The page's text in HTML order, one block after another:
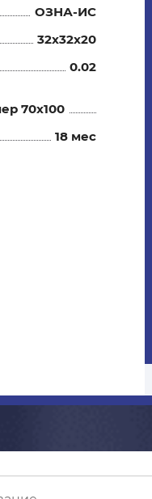
ОЗНА-ИС
32x32x20
0.02
70х100
18 мес